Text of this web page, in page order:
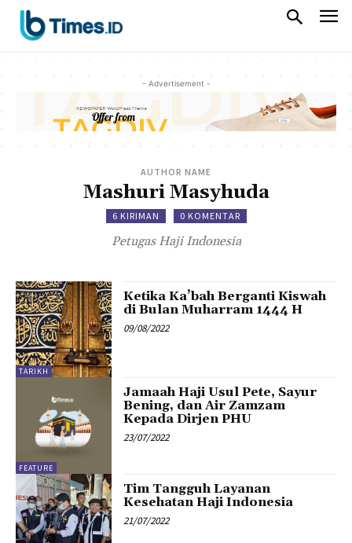
- Advertisement -
AUTHOR NAME
Mashuri Masyhuda
6 KIRIMAN 0 KOMENTAR
Petugas Haji Indonesia
TARIKH
Ketika Ka’bah Berganti Kiswah
di Bulan Muharram 1444 H
09/08/2022
FEATURE
Jamaah Haji Usul Pete, Sayur
Bening, dan Air Zamzam
Kepada Dirjen PHU
23/07/2022
Tim Tangguh Layanan
Kesehatan Haji Indonesia
21/07/2022